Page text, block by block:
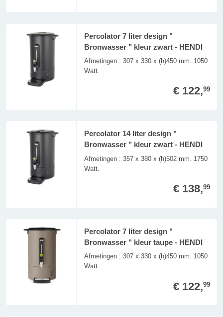
Percolator 7 liter design "
Bronwasser " kleur zwart - HENDI
Afmetingen : 307 x 330 x (h)450 mm. 1050
Watt.
€ 122,99
Percolator 14 liter design "
Bronwasser " kleur zwart - HENDI
Afmetingen : 357 x 380 x (h)502 mm. 1750
Watt.
€ 138,99
Percolator 7 liter design "
Bronwasser " kleur taupe - HENDI
Afmetingen : 307 x 330 x (h)450 mm. 1050
Watt.
€ 122,99